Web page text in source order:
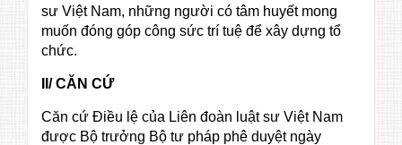
sư Việt Nam, những người có tâm huyết mong
muốn đóng góp công sức trí tuệ để xây dựng tổ
chức.
II/ CĂN CỨ
Căn cứ Điều lệ của Liên đoàn luật sư Việt Nam
được Bộ trưởng Bộ tư pháp phê duyệt ngày